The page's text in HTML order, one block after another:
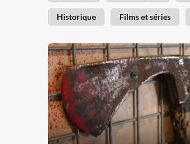
Historique Films et séries